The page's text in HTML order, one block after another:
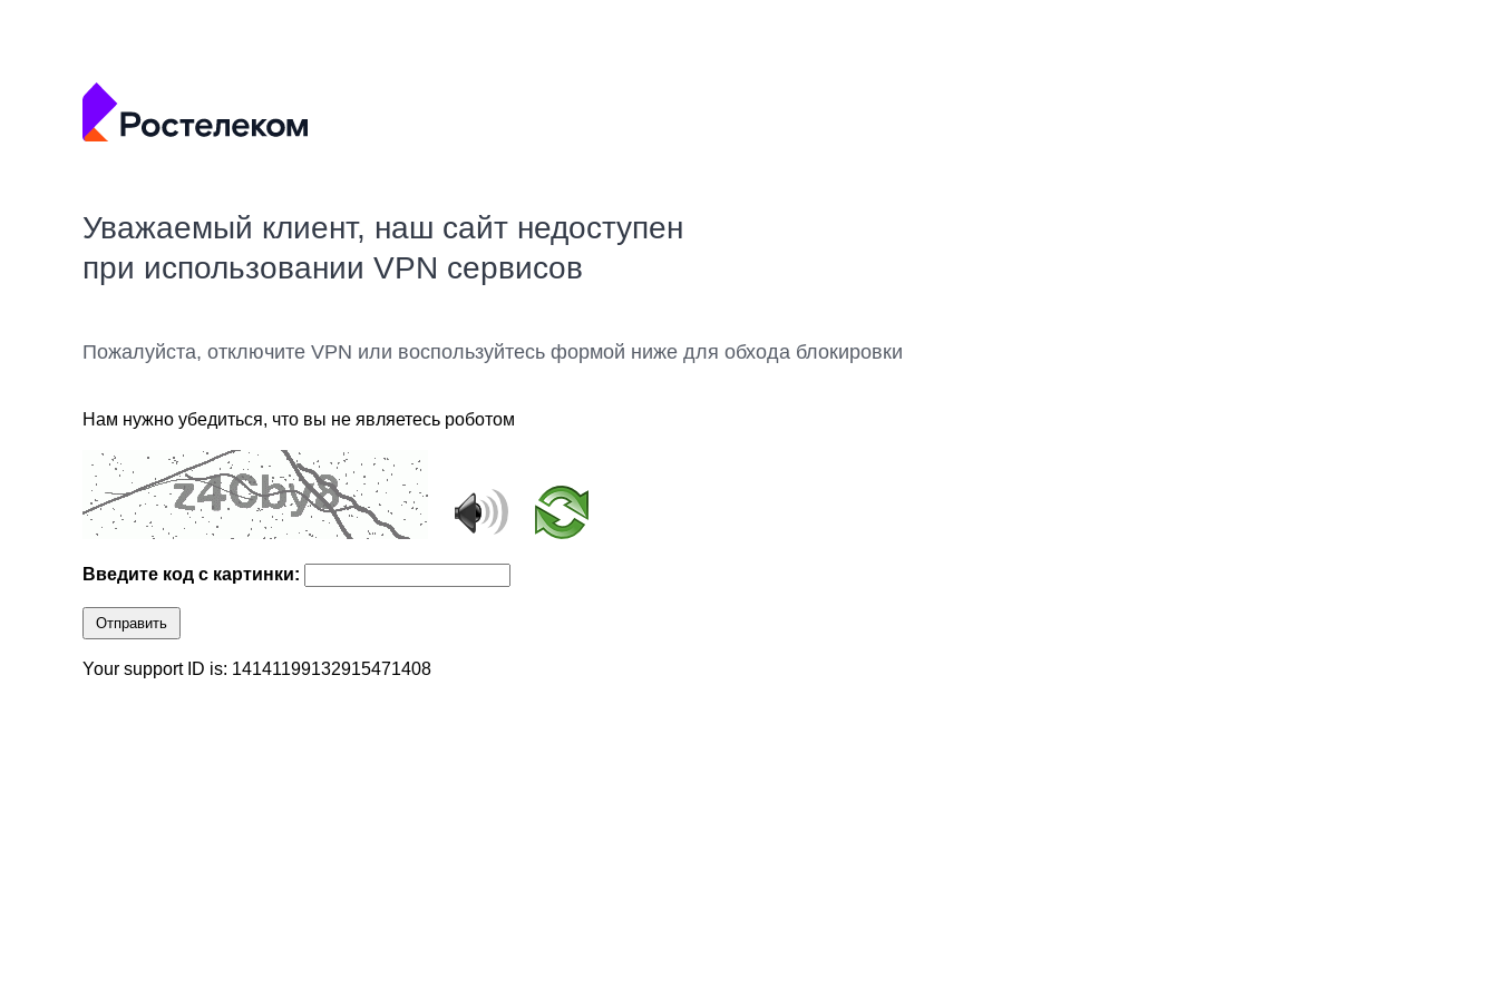
Уважаемый клиент, наш сайт недоступен
при использовании VPN сервисов
Пожалуйста, отключите VPN или воспользуйтесь формой ниже для обхода блокировки
Нам нужно убедиться, что вы не являетесь роботом
Введите код с картинки:
Отправить
Your support ID is: 14141199132915471408